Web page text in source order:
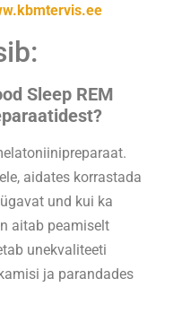
Sleep REM
aidates korrastada
und kui ka
aitab peamiselt
unekvaliteeti
ja parandades